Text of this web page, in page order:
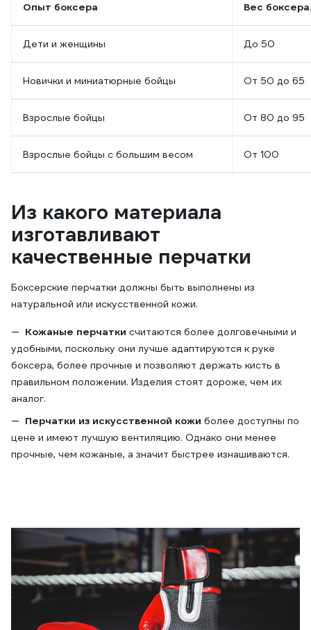
Опыт боксера Вес
Дети и женщины До 50
Новички и миниатюрные бойцы От 50 до 65
Взрослые бойцы От 80 до 95
Взрослые бойцы с большим весом От 100
Из какого материала
изготавливают
качественные перчатки
Боксерские перчатки должны быть выполнены из
натуральной или искусственной кожи.
Кожаные перчатки считаются более долговечными и
удобными, поскольку они лучше адаптируются к руке
боксера, более прочные и позволяют держать кисть в
правильном положении. Изделия стоят дороже, чем их
аналог.
Перчатки из искусственной кожи более доступны по
цене и имеют лучшую вентиляцию. Однако они менее
прочные, чем кожаные, а значит быстрее изнашиваются.